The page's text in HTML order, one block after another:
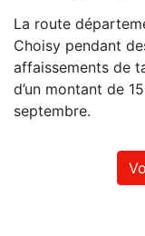
La route
Choisy pendant
affaissements de
d’un montant de
septembre.